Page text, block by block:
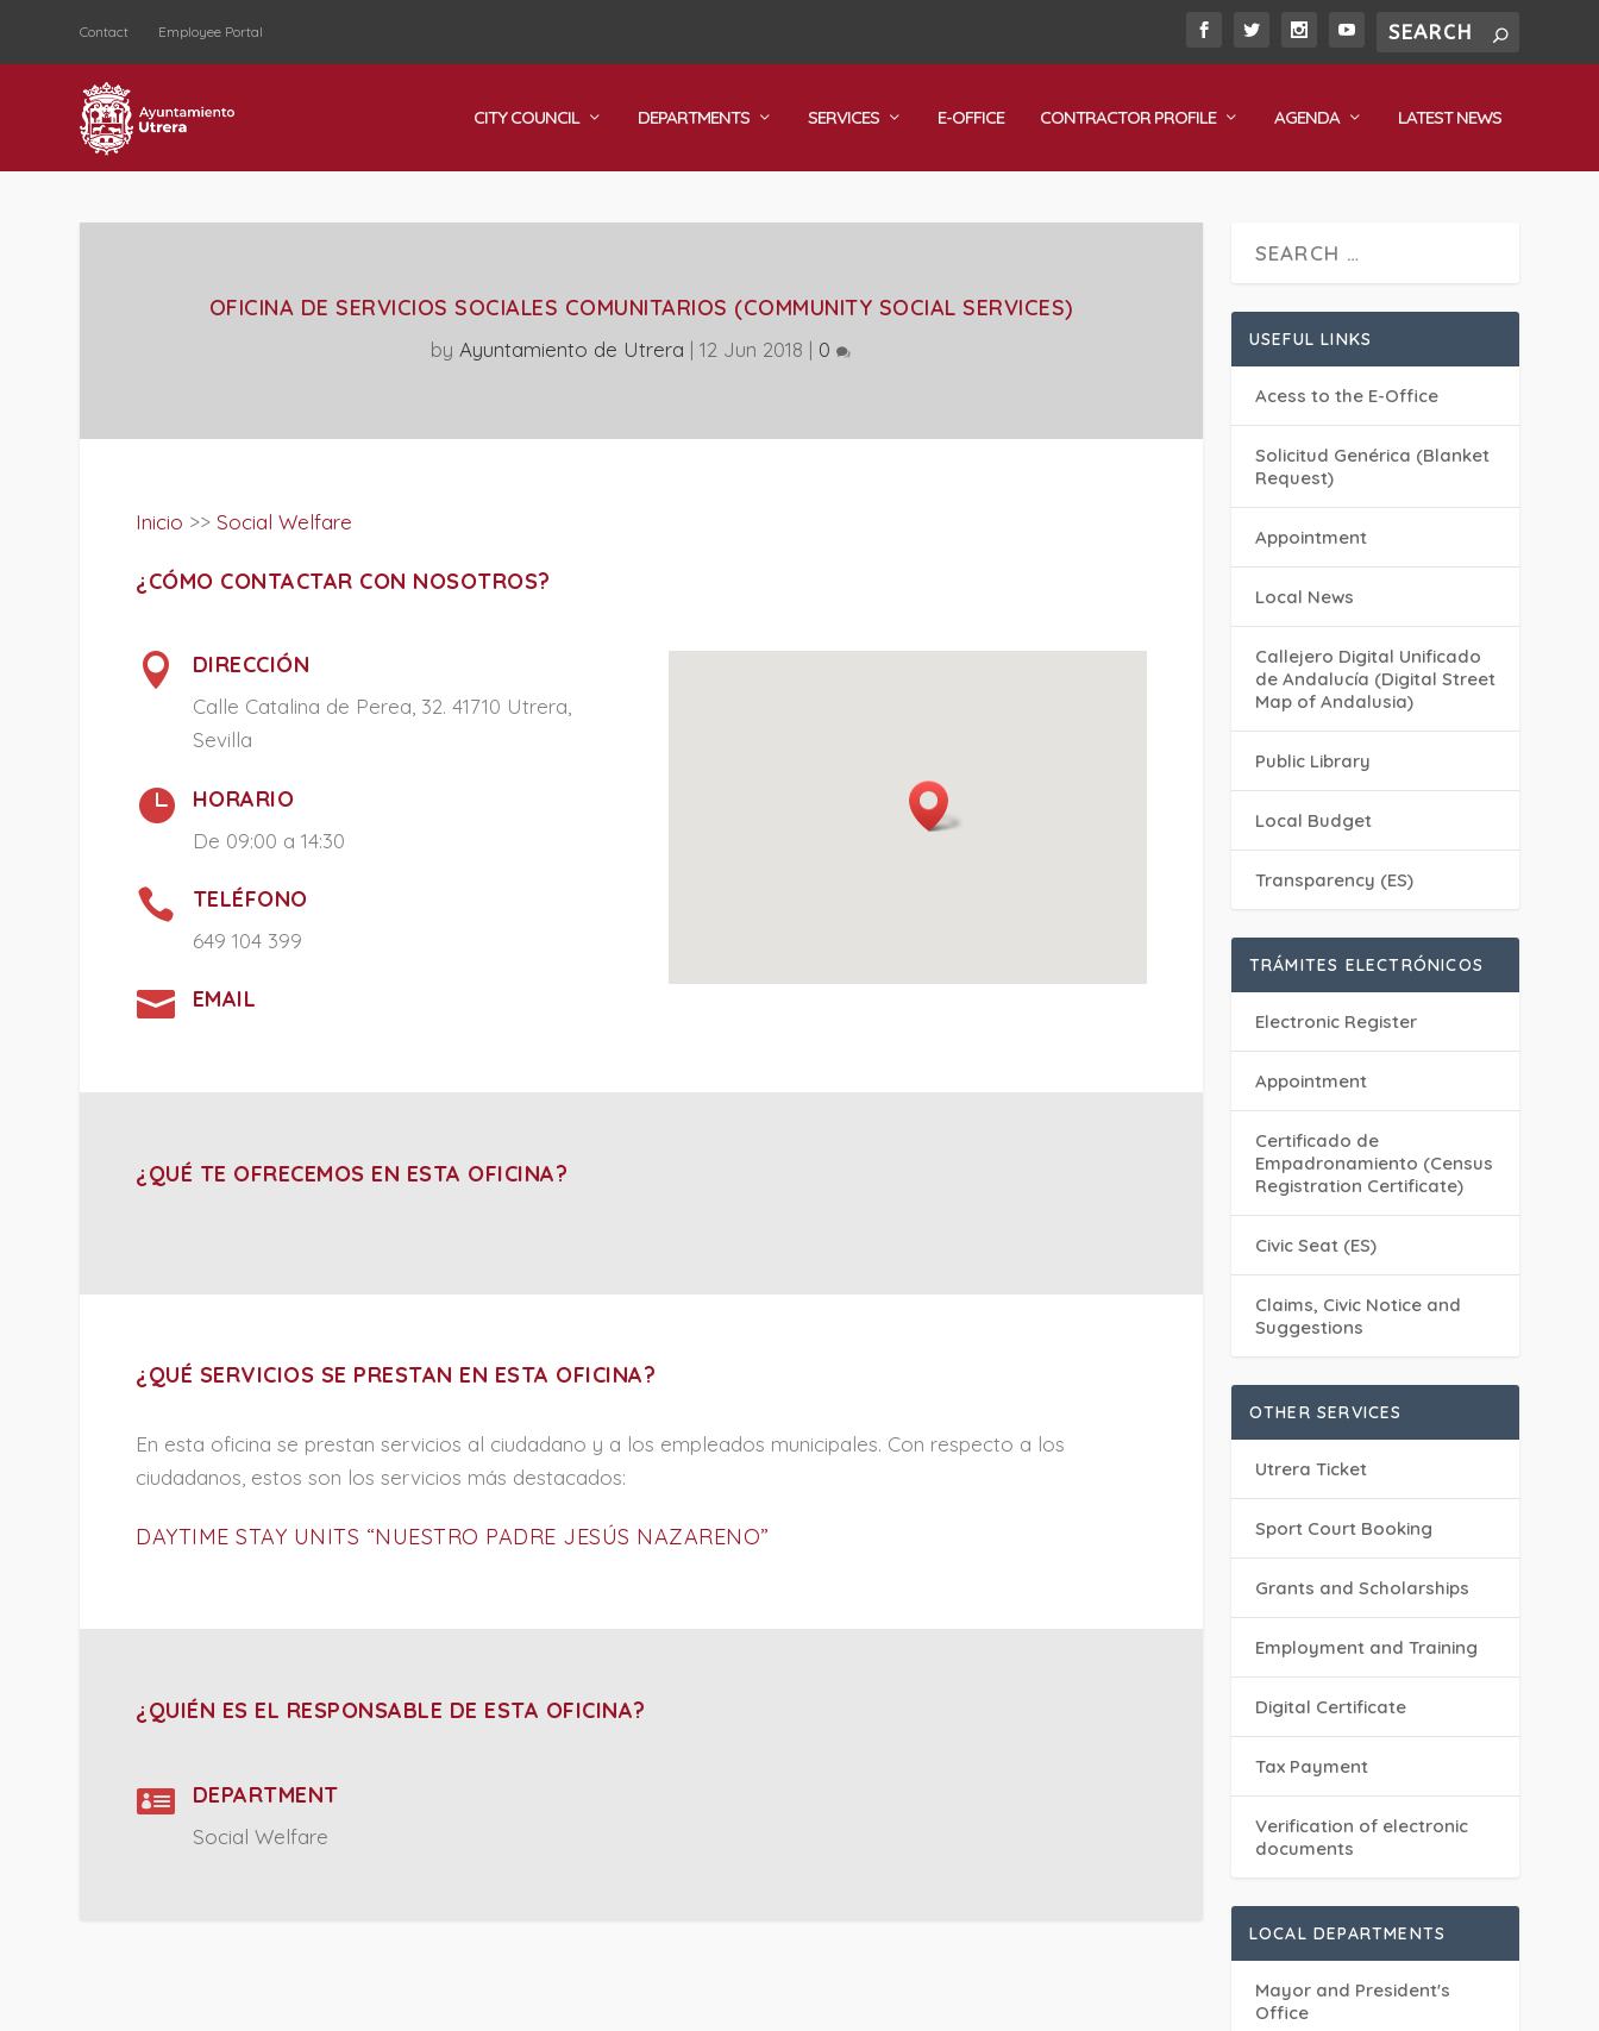
Contact Employee Portal
CITY COUNCIL DEPARTMENTS SERVICES E-OFFICE CONTRACTOR PROFILE AGENDA LATEST NEWS
OFICINA DE SERVICIOS SOCIALES COMUNITARIOS (COMMUNITY SOCIAL SERVICES)
byAyuntamiento de Utrera |12 Jun 2018 | 0
Inicio >> Social Welfare
¿CÓMO CONTACTAR CON NOSOTROS?
 DIRECCIÓN
Calle Catalina de Perea, 32. 41710 Utrera,
Sevilla
 HORARIO
De 09:00 a 14:30
 TELÉFONO
649 104 399
 EMAIL
¿QUÉ TE OFRECEMOS EN ESTA OFICINA?
¿QUÉ SERVICIOS SE PRESTAN EN ESTA OFICINA?
En esta oficina se prestan servicios al ciudadano y a los empleados municipales. Con respecto a los
ciudadanos, estos son los servicios más destacados:
DAYTIME STAY UNITS “NUESTRO PADRE JESÚS NAZARENO”
¿QUIÉN ES EL RESPONSABLE DE ESTA OFICINA?
 DEPARTMENT
Social Welfare
USEFUL LINKS
Acess to the E-Office
Solicitud Genérica (Blanket
Request)
Appointment
Local News
Callejero Digital Unificado
de Andalucía (Digital Street
Map of Andalusia)
Public Library
Local Budget
Transparency (ES)
TRÁMITES ELECTRÓNICOS
Electronic Register
Appointment
Certificado de
Empadronamiento (Census
Registration Certificate)
Civic Seat (ES)
Claims, Civic Notice and
Suggestions
OTHER SERVICES
Utrera Ticket
Sport Court Booking
Grants and Scholarships
Employment and Training
Digital Certificate
Tax Payment
Verification of electronic
documents
LOCAL DEPARTMENTS
Mayor and President's
Office